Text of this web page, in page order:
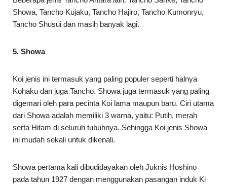
Showa, Tancho Kujaku, Tancho Hajiro, Tancho Kumonryu,
Tancho Shusui dan masih banyak lagi.
5. Showa
Koi jenis ini termasuk yang paling populer seperti halnya
Kohaku dan juga Tancho. Showa juga termasuk yang paling
digemari oleh para pecinta Koi lama maupun baru. Ciri utama
dari Showa adalah memiliki 3 warna, yaitu: Putih, merah
serta Hitam di seluruh tubuhnya. Sehingga Koi jenis Showa
ini mudah sekali untuk dikenali.
Showa pertama kali dibudidayakan oleh Juknis Hoshino
pada tahun 1927 dengan menggunakan pasangan induk Ki